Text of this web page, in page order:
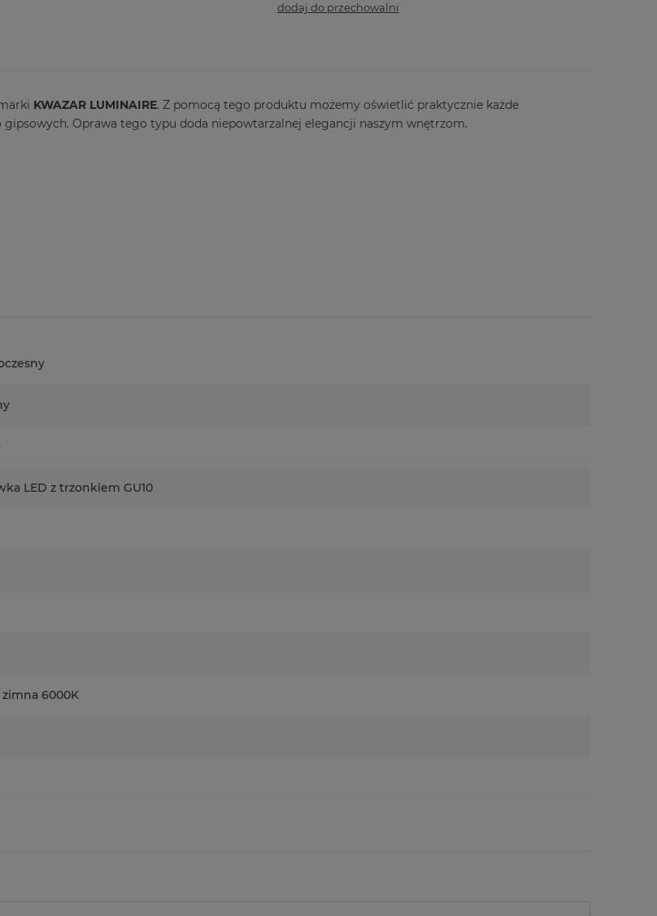
dodaj do przechowalni
KWAZAR LUMINAIRE. Z pomocą tego produktu możemy oświetlić praktycznie każde
Oprawa tego typu doda niepowtarzalnej elegancji naszym wnętrzom.
LED z trzonkiem GU10
zimna 6000K